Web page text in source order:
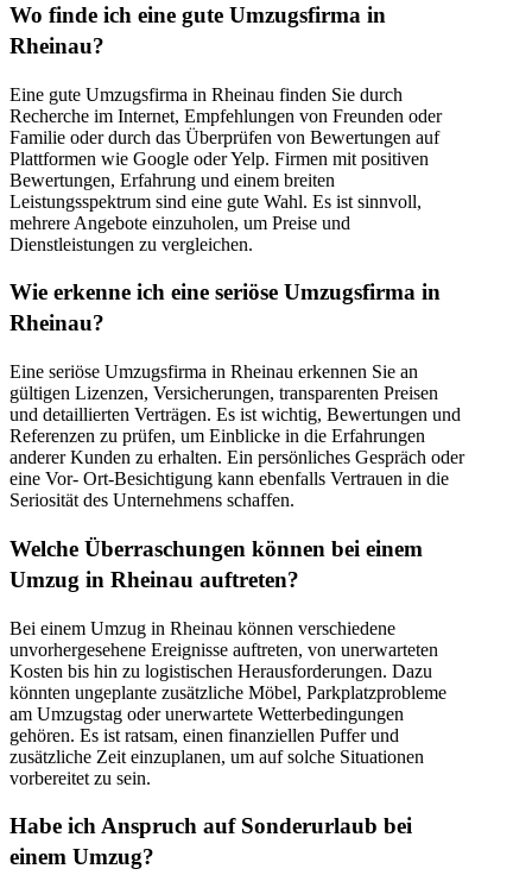
Wo finde ich eine gute Umzugsfirma in
Rheinau?
Eine gute Umzugsfirma in Rheinau finden Sie durch
Recherche im Internet, Empfehlungen von Freunden oder
Familie oder durch das Überprüfen von Bewertungen auf
Plattformen wie Google oder Yelp. Firmen mit positiven
Bewertungen, Erfahrung und einem breiten
Leistungsspektrum sind eine gute Wahl. Es ist sinnvoll,
mehrere Angebote einzuholen, um Preise und
Dienstleistungen zu vergleichen.
Wie erkenne ich eine seriöse Umzugsfirma in
Rheinau?
Eine seriöse Umzugsfirma in Rheinau erkennen Sie an
gültigen Lizenzen, Versicherungen, transparenten Preisen
und detaillierten Verträgen. Es ist wichtig, Bewertungen und
Referenzen zu prüfen, um Einblicke in die Erfahrungen
anderer Kunden zu erhalten. Ein persönliches Gespräch oder
eine Vor- Ort-Besichtigung kann ebenfalls Vertrauen in die
Seriosität des Unternehmens schaffen.
Welche Überraschungen können bei einem
Umzug in Rheinau auftreten?
Bei einem Umzug in Rheinau können verschiedene
unvorhergesehene Ereignisse auftreten, von unerwarteten
Kosten bis hin zu logistischen Herausforderungen. Dazu
könnten ungeplante zusätzliche Möbel, Parkplatzprobleme
am Umzugstag oder unerwartete Wetterbedingungen
gehören. Es ist ratsam, einen finanziellen Puffer und
zusätzliche Zeit einzuplanen, um auf solche Situationen
vorbereitet zu sein.
Habe ich Anspruch auf Sonderurlaub bei
einem Umzug?